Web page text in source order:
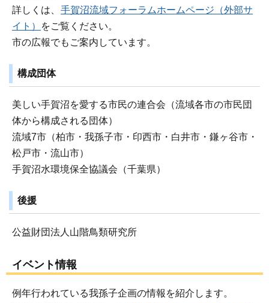
詳しくは、 手賀沼流域フォーラムホームページ（外部サ
イト）
をご覧ください。
市の広報でもご案内しています。
構成団体
美しい手賀沼を愛する市民の連合会（流域各市の市民団
体から構成される団体）
流域7市（柏市・我孫子市・印西市・白井市・鎌ヶ谷市・
松戸市・流山市）
手賀沼水環境保全協議会（千葉県）
後援
公益財団法人山階鳥類研究所
イベント情報
例年行われている我孫子企画の情報を紹介します。